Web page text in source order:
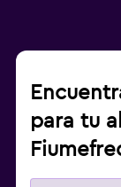
Juegos de
Traslado al
para tu